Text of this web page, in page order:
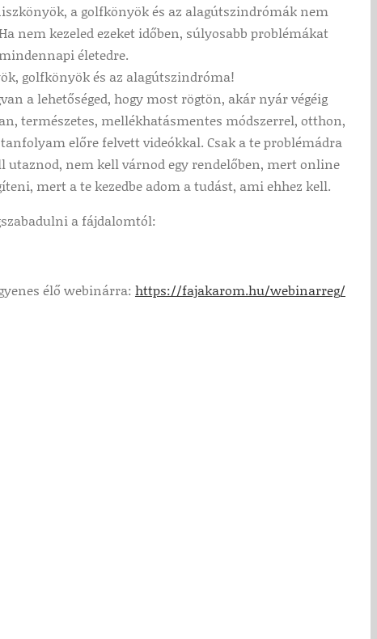
a golfkönyök és az alagútszindrómák nem
nem kezeled ezeket időben, súlyosabb problémákat
életedre.
golfkönyök és az alagútszindróma!
a lehetőséged, hogy most rögtön, akár nyár végéig
természetes, mellékhatásmentes módszerrel, otthon,
előre felvett videókkal. Csak a te problémádra
nem kell várnod egy rendelőben, mert online
mert a te kezedbe adom a tudást, ami ehhez kell.
a fájdalomtól:
élő webinárra: https://fajakarom.hu/webinarreg/